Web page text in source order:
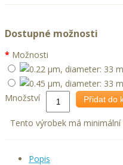
Dostupné možnosti
Možnosti
Množství
Přidat do
Tento výrobek má minimální
Popis